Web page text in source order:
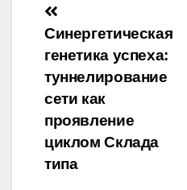
Навигация
по
записям
Синергетическая
генетика успеха:
туннелирование
сети как
проявление
циклом Склада
типа